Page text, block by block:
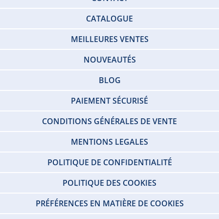
CATALOGUE
MEILLEURES VENTES
NOUVEAUTÉS
BLOG
PAIEMENT SÉCURISÉ
CONDITIONS GÉNÉRALES DE VENTE
MENTIONS LEGALES
POLITIQUE DE CONFIDENTIALITÉ
POLITIQUE DES COOKIES
PRÉFÉRENCES EN MATIÈRE DE COOKIES